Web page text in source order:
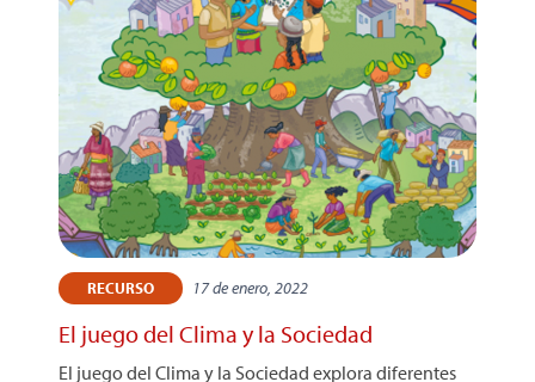
RECURSO 17 de enero, 2022
El juego del Clima y la Sociedad
El juego del Clima y la Sociedad explora diferentes